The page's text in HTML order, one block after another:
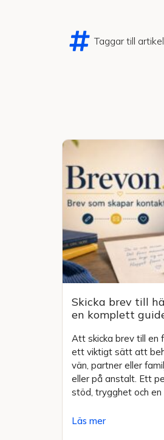
Taggar till
Skicka brev till
en komplett
Att skicka brev till en
ett viktigt sätt att
vän, partner eller
eller på anstalt. Ett
stöd, trygghet och en
Läs mer